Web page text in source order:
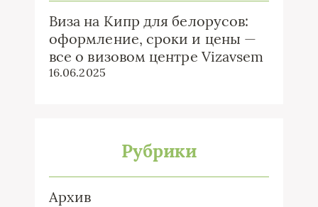
Виза на Кипр для белорусов:
оформление, сроки и цены —
все о визовом центре Vizavsem
16.06.2025
Рубрики
Архив